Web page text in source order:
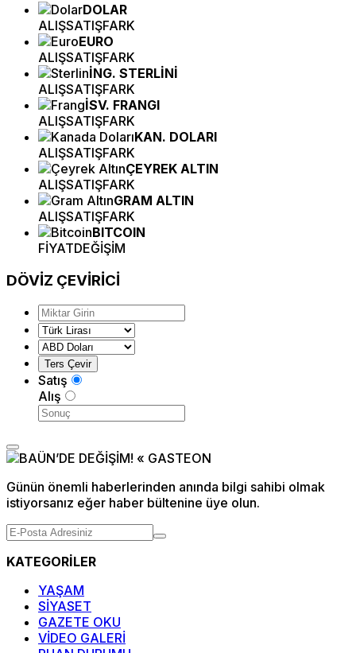
DOLAR
ALIŞSATIŞFARK
EURO
ALIŞSATIŞFARK
İNG. STERLİNİ
ALIŞSATIŞFARK
İSV. FRANGI
ALIŞSATIŞFARK
KAN. DOLARI
ALIŞSATIŞFARK
ÇEYREK ALTIN
ALIŞSATIŞFARK
GRAM ALTIN
ALIŞSATIŞFARK
BITCOIN
FİYATDEĞİŞİM
DÖVİZ ÇEVİRİCİ
Satış
Alış
Günün önemli haberlerinden anında bilgi sahibi olmak
istiyorsanız eğer haber bültenine üye olun.
KATEGORİLER
YAŞAM
SİYASET
GAZETE OKU
VİDEO GALERİ